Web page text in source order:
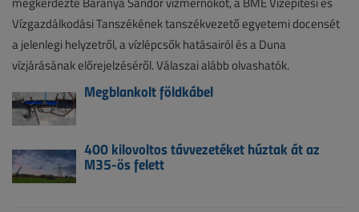
Vízgazdálkodási Tanszékének tanszékvezető egyetemi docensét
a jelenlegi helyzetről, a vízlépcsők hatásairól és a Duna
vízjárásának előrejelzéséről. Válaszai alább olvashatók.
Megblankolt földkábel
400 kilovoltos távvezetéket húztak át az
M35-ös felett